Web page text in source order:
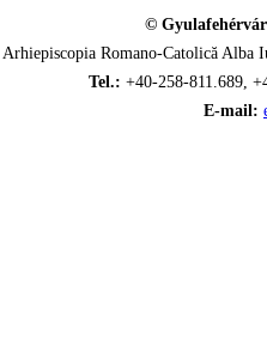
©
Arhiepiscopia Romano-Catolică
Tel.: +40-258-811.689,
E-mail: